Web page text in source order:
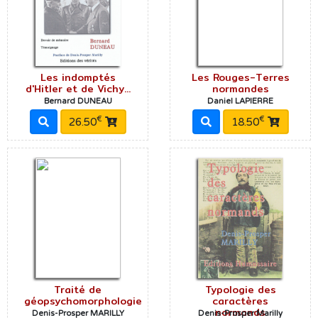
Les indomptés
d'Hitler et de Vichy...
Bernard DUNEAU
26.50€
Les Rouges-Terres
normandes
Daniel LAPIERRE
18.50€
Traité de
géopsychomorphologie
Denis-Prosper MARILLY
Typologie des
caractères
normands
Denis-Prosper Marilly